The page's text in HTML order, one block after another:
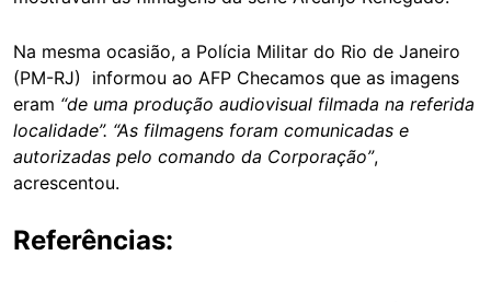
Na mesma ocasião, a Polícia Militar do Rio de Janeiro
(PM-RJ) informou ao AFP Checamos que as imagens
eram “de uma produção audiovisual filmada na referida
localidade”. “As filmagens foram comunicadas e
autorizadas pelo comando da Corporação”,
acrescentou.
Referências: